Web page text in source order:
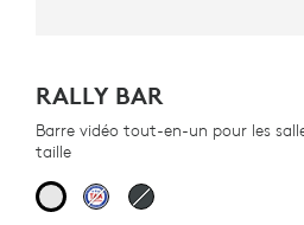
RALLY BAR
Barre vidéo tout-en-un pour les
taille